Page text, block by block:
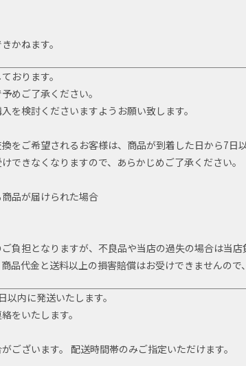
かねます。
おります。
めご了承ください。
を検討くださいますようお願い致します。
をご希望されるお客様は、商品が到着した日から7日
できなくなりますので、あらかじめご了承ください。
品が届けられた場合
負担となりますが、不良品や当店の過失の場合は当店
品代金と送料以上の損害賠償はお受けできませんので
内に発送いたします。
をいたします。
ざいます。 配送時間帯のみご指定いただけます。